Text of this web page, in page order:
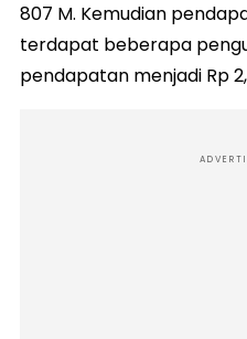
807 M. Kemudian
terdapat beberapa
pendapatan menjadi Rp